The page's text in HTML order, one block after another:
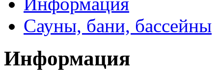
Сауны, бани, бассейны
Информация